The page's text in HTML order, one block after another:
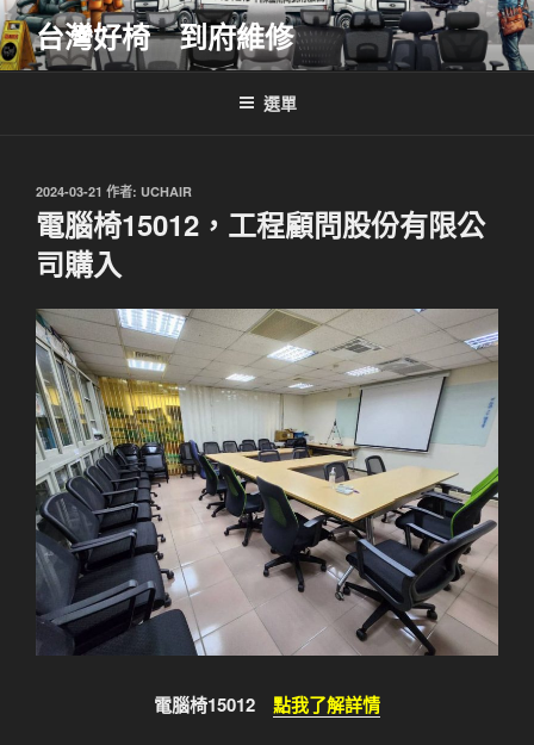
跳
至
主
台灣好椅 到府維修
選單
發
佈
於
2024-03-21 作者: UCHAIR
電腦椅15012，工程顧問股份有限公
司購入
電腦椅15012 點我了解詳情